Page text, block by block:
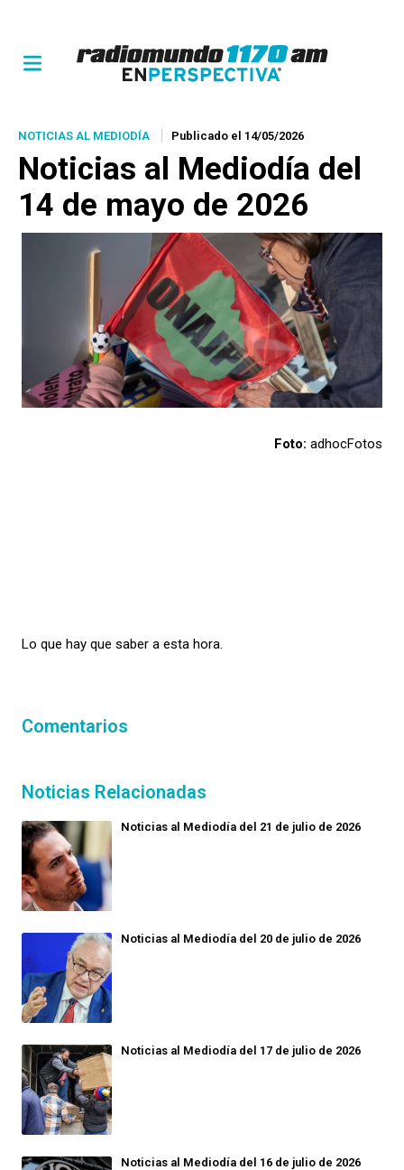
NOTICIAS AL MEDIODÍA Publicado el 14/05/2026
Noticias al Mediodía del
14 de mayo de 2026
Foto: adhocFotos
Lo que hay que saber a esta hora.
Comentarios
Noticias Relacionadas
Noticias al Mediodía del 21 de julio de 2026
Noticias al Mediodía del 20 de julio de 2026
Noticias al Mediodía del 17 de julio de 2026
Noticias al Mediodía del 16 de julio de 2026